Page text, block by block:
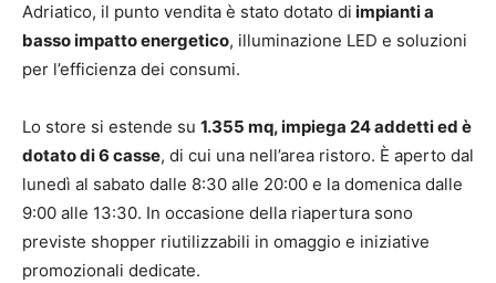
Adriatico, il punto vendita è stato dotato di impianti a
basso impatto energetico, illuminazione LED e soluzioni
per l’efficienza dei consumi.
Lo store si estende su 1.355 mq, impiega 24 addetti ed è
dotato di 6 casse, di cui una nell’area ristoro. È aperto dal
lunedì al sabato dalle 8:30 alle 20:00 e la domenica dalle
9:00 alle 13:30. In occasione della riapertura sono
previste shopper riutilizzabili in omaggio e iniziative
promozionali dedicate.